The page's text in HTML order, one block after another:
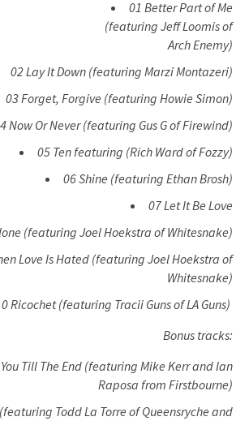
01 Better Part of Me
(featuring Jeff Loomis of
Arch Enemy)
02 Lay It Down (featuring Marzi Montazeri)
03 Forget, Forgive (featuring Howie Simon)
Now Or Never (featuring Gus G of Firewind)
05 Ten featuring (Rich Ward of Fozzy)
06 Shine (featuring Ethan Brosh)
07 Let It Be Love
(featuring Joel Hoekstra of Whitesnake)
Love Is Hated (featuring Joel Hoekstra of
Whitesnake)
Ricochet (featuring Tracii Guns of LA Guns)
Bonus tracks:
Till The End (featuring Mike Kerr and Ian
Raposa from Firstbourne)
Todd La Torre of Queensryche and